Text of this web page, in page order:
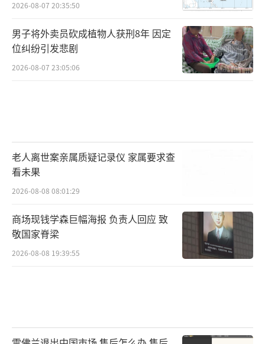
2026-08-07 20:35:50
男子将外卖员砍成植物人获刑8年 因定
位纠纷引发悲剧
2026-08-07 23:05:06
老人离世案亲属质疑记录仪 家属要求查
看未果
2026-08-08 08:01:29
商场现钱学森巨幅海报 负责人回应 致
敬国家脊梁
2026-08-08 19:39:55